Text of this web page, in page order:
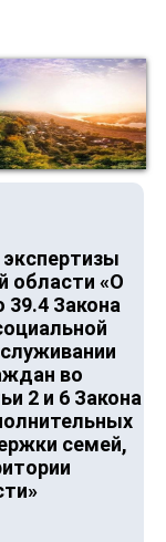
области «О
39.4 Закона
во
2 и 6 Закона
семей,